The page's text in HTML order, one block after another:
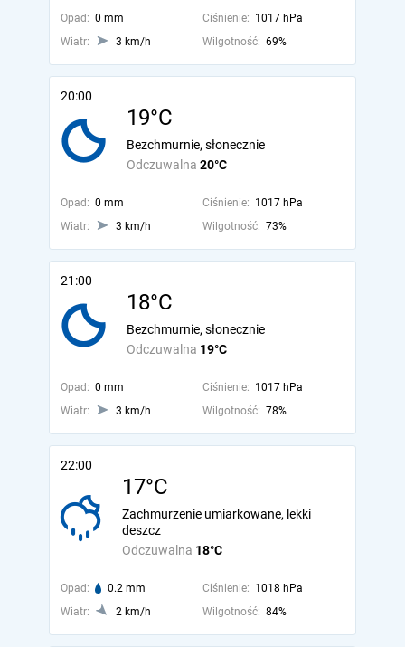
Opad: 0 mm Ciśnienie: 1017 hPa
Wiatr:
3 km/h Wilgotność: 69%
20:00
19°C
Odczuwalna 20°C
Bezchmurnie, słonecznie
Opad: 0 mm Ciśnienie: 1017 hPa
Wiatr:
3 km/h Wilgotność: 73%
21:00
18°C
Odczuwalna 19°C
Bezchmurnie, słonecznie
Opad: 0 mm Ciśnienie: 1017 hPa
Wiatr:
3 km/h Wilgotność: 78%
22:00
17°C
Odczuwalna 18°C
Zachmurzenie umiarkowane, lekki
deszcz
Opad: 0.2 mm Ciśnienie: 1018 hPa
Wiatr:
2 km/h Wilgotność: 84%